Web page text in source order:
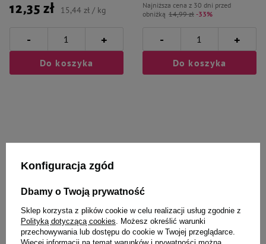
12,35 zł 15,44 zł / kg
- +
Do koszyka
Najniższa cena z 30 dni przed
obniżką 14,99 zł -33%
- +
Do koszyka
Wybrane specjalnie dla
Zawieszka adresówka My Family
Dolina Noteci szelki regulowane
Konfiguracja zgód
Dbamy o Twoją prywatność
Sklep korzysta z plików cookie w celu realizacji usług zgodnie z
Polityką dotyczącą cookies . Możesz określić warunki
przechowywania lub dostępu do cookie w Twojej przeglądarce.